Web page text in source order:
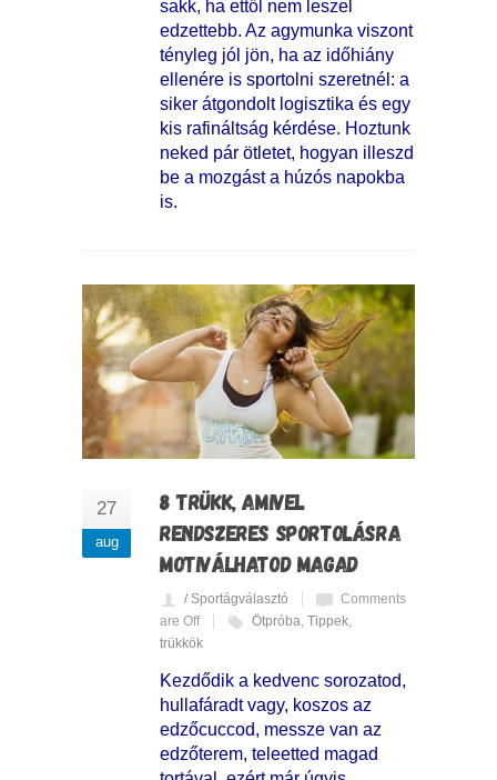
sakk, ha ettől nem leszel
edzettebb. Az agymunka viszont
tényleg jól jön, ha az időhiány
ellenére is sportolni szeretnél: a
siker átgondolt logisztika és egy
kis rafináltság kérdése. Hoztunk
neked pár ötletet, hogyan illeszd
be a mozgást a húzós napokba
is.
27
aug
8 TRÜKK, AMIVEL
RENDSZERES SPORTOLÁSRA
MOTIVÁLHATOD MAGAD
/ Sportágválasztó
Comments
are Off
Ötpróba Tippek
trükkök
Kezdődik a kedvenc sorozatod,
hullafáradt vagy, koszos az
edzőcuccod, messze van az
edzőterem, teleetted magad